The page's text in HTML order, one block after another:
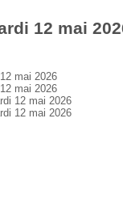
12 mai
mai 2026
mai 2026
12 mai 2026
12 mai 2026